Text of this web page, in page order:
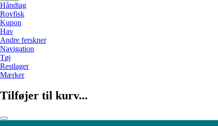
Håndtag
Rovfisk
Kupon
Hav
Andre ferskner
Navigation
Tøj
Restlager
Mærker
Tilføjer til kurv...